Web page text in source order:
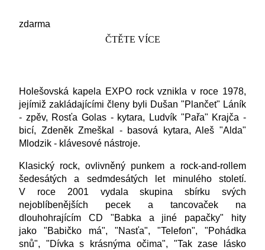
zdarma
ČTĚTE VÍCE
Holešovská kapela EXPO rock vznikla v roce 1978,
jejímiž zakládajícími členy byli Dušan "Plančet" Láník
- zpěv, Rosťa Golas - kytara, Ludvík "Pařa" Krajča -
bicí, Zdeněk Zmeškal - basová kytara, Aleš "Alda"
Mlodzik - klávesové nástroje.
Klasický rock, ovlivněný punkem a rock-and-rollem
šedesátých a sedmdesátých let minulého století.
V roce 2001 vydala skupina sbírku svých
nejoblíbenějších pecek a tancovaček na
dlouhohrajícím CD "Babka a jiné papačky" hity
jako "Babičko má", "Nasťa", "Telefon", "Pohádka
snů", "Dívka s krásnýma očima", "Tak zase lásko